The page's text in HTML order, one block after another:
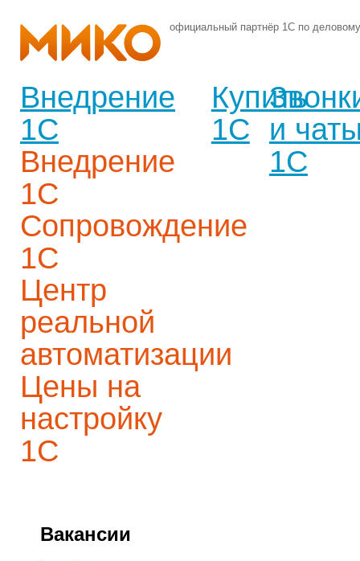
официальный партнёр 1С по
Внедрение
1С
Внедрение
1С
Сопровождение
1С
Центр
реальной
автоматизации
Цены на
настройку
1С
Купить
1С
и
1С
Вакансии